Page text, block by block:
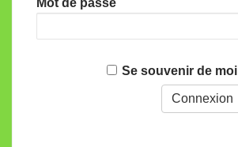
Mot de passe
Se souvenir de moi